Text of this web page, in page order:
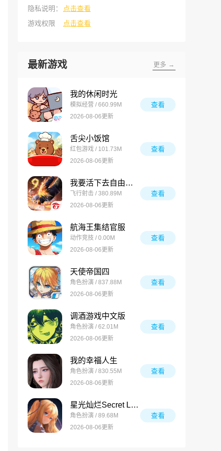
隐私说明：
点击查看
游戏权限
点击查看
最新游戏 更多 →
我的休闲时光
模拟经营 / 660.99M
2026-08-06更新
查看
舌尖小饭馆
红包游戏 / 101.73M
2026-08-06更新
查看
我要活下去自由之火
飞行射击 / 380.89M
2026-08-06更新
查看
航海王集结官服
动作竞技 / 0.00M
2026-08-06更新
查看
天使帝国四
角色扮演 / 837.88M
2026-08-06更新
查看
调酒游戏中文版
角色扮演 / 62.01M
2026-08-06更新
查看
我的幸福人生
角色扮演 / 830.55M
2026-08-06更新
查看
星光灿烂Secret Love
角色扮演 / 89.68M
2026-08-06更新
查看